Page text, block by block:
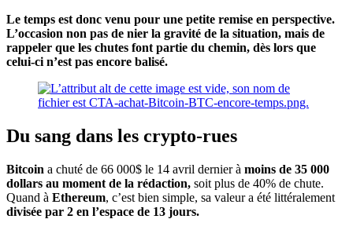
Le temps est donc venu pour une petite remise en perspective.
L’occasion non pas de nier la gravité de la situation, mais de
rappeler que les chutes font partie du chemin, dès lors que
celui-ci n’est pas encore balisé.
Du sang dans les crypto-rues
Bitcoin a chuté de 66 000$ le 14 avril dernier à moins de 35 000
dollars au moment de la rédaction, soit plus de 40% de chute.
Quand à Ethereum, c’est bien simple, sa valeur a été littéralement
divisée par 2 en l’espace de 13 jours.